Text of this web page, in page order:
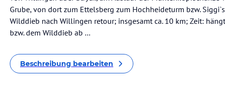
Grube, von dort zum Ettelsberg zum Hochheideturm bzw.
Wilddieb nach Willingen retour; insgesamt ca. 10 km; Zeit:
bzw. dem Wilddieb ab ...
Beschreibung bearbeiten